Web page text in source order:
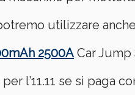
utilizzare
2500A Car Jump
l’11.11 se si paga